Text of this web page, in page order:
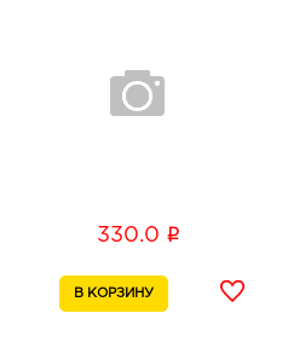
330.0 i